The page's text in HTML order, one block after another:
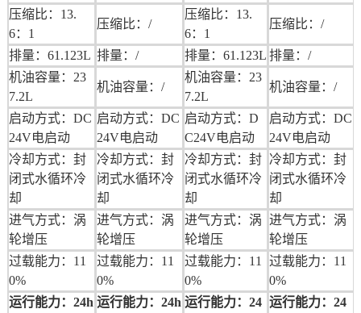
压缩比：13.
6：1
压缩比：/
压缩比：13.
6：1
压缩比：/
排量：61.123L 排量：/ 排量：61.123L 排量：/
机油容量：23
7.2L
机油容量：/
机油容量：23
7.2L
机油容量：/
启动方式：DC
24V电启动
启动方式：DC
24V电启动
启动方式：D
C24V电启动
启动方式：DC
24V电启动
冷却方式：封
闭式水循环冷
却
冷却方式：封
闭式水循环冷
却
冷却方式：封
闭式水循环冷
却
冷却方式：封
闭式水循环冷
却
进气方式：涡
轮增压
进气方式：涡
轮增压
进气方式：涡
轮增压
进气方式：涡
轮增压
过载能力：11
0%
过载能力：11
0%
过载能力：11
0%
过载能力：11
0%
运行能力：24h 运行能力：24h 运行能力：24 运行能力：24